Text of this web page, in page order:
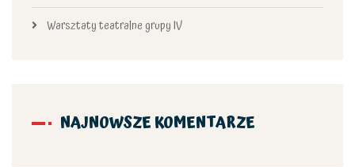
Warsztaty teatralne grupy IV
NAJNOWSZE KOMENTARZE